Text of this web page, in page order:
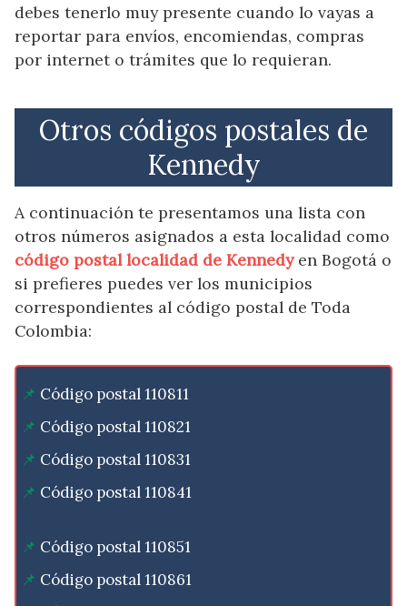
debes tenerlo muy presente cuando lo vayas a
reportar para envíos, encomiendas, compras
por internet o trámites que lo requieran.
Otros códigos postales de
Kennedy
A continuación te presentamos una lista con
otros números asignados a esta localidad como
código postal localidad de Kennedy en Bogotá o
si prefieres puedes ver los municipios
correspondientes al código postal de Toda
Colombia:
Código postal 110811
Código postal 110821
Código postal 110831
Código postal 110841
Código postal 110851
Código postal 110861